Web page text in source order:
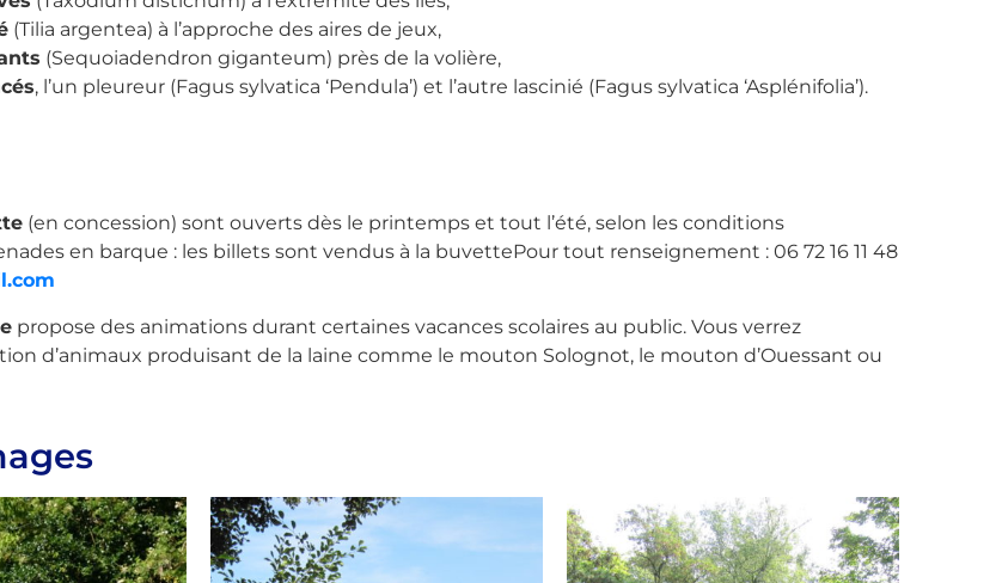
(Tilia argentea) à l’approche des aires de jeux,
(Sequoiadendron giganteum) près de la volière,
, l’un pleureur (Fagus sylvatica ‘Pendula’) et l’autre lascinié (Fagus sylvatica ‘Asplénifolia’).
(en concession) sont ouverts dès le printemps et tout l’été, selon les conditions
en barque : les billets sont vendus à la buvettePour tout renseignement : 06 72 16 11 48
propose des animations durant certaines vacances scolaires au public. Vous verrez
d’animaux produisant de la laine comme le mouton Solognot, le mouton d’Ouessant ou